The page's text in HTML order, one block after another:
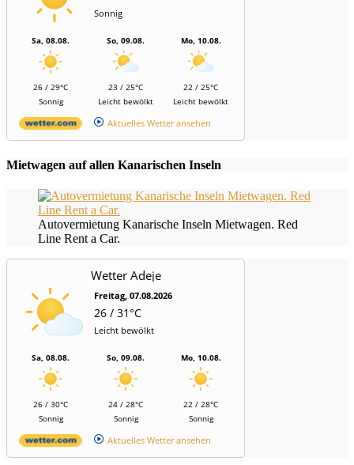
Sonnig
Sa, 08.08.
26 / 29°C
Sonnig
So, 09.08.
23 / 25°C
Leicht bewölkt
Mo, 10.08.
22 / 25°C
Leicht bewölkt
Aktuelles Wetter ansehen
Mietwagen auf allen Kanarischen Inseln
Autovermietung Kanarische Inseln Mietwagen. Red
Line Rent a Car.
Wetter Adeje
Freitag, 07.08.2026
26 / 31°C
Leicht bewölkt
Sa, 08.08.
26 / 30°C
Sonnig
So, 09.08.
24 / 28°C
Sonnig
Mo, 10.08.
22 / 28°C
Sonnig
Aktuelles Wetter ansehen